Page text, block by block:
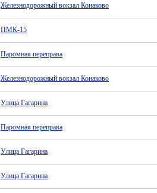
Железнодорожный вокзал Конаково
ПМК-15
Паромная переправа
Железнодорожный вокзал Конаково
Улица Гагарина
Паромная переправа
Улица Гагарина
Улица Гагарина